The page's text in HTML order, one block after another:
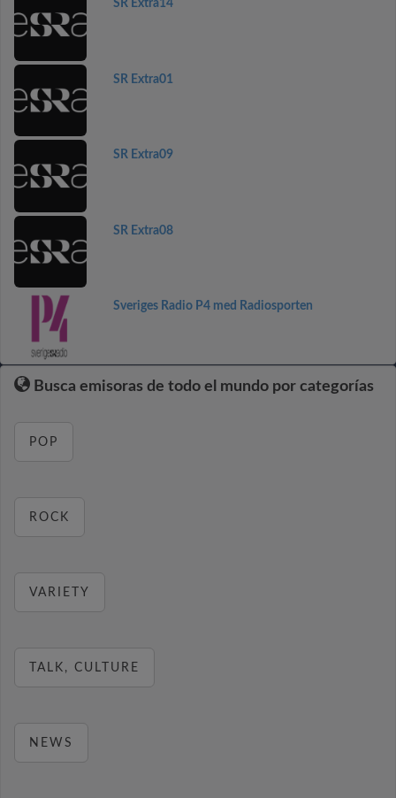
SR Extra14
SR Extra01
SR Extra09
SR Extra08
Sveriges Radio P4 med Radiosporten
Busca emisoras de todo el mundo por categorías
POP
ROCK
VARIETY
TALK, CULTURE
NEWS